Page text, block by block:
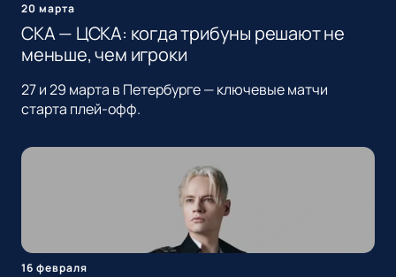
20 марта
СКА — ЦСКА: когда трибуны решают не
меньше, чем игроки
27 и 29 марта в Петербурге — ключевые матчи
старта плей-офф.
16 февраля